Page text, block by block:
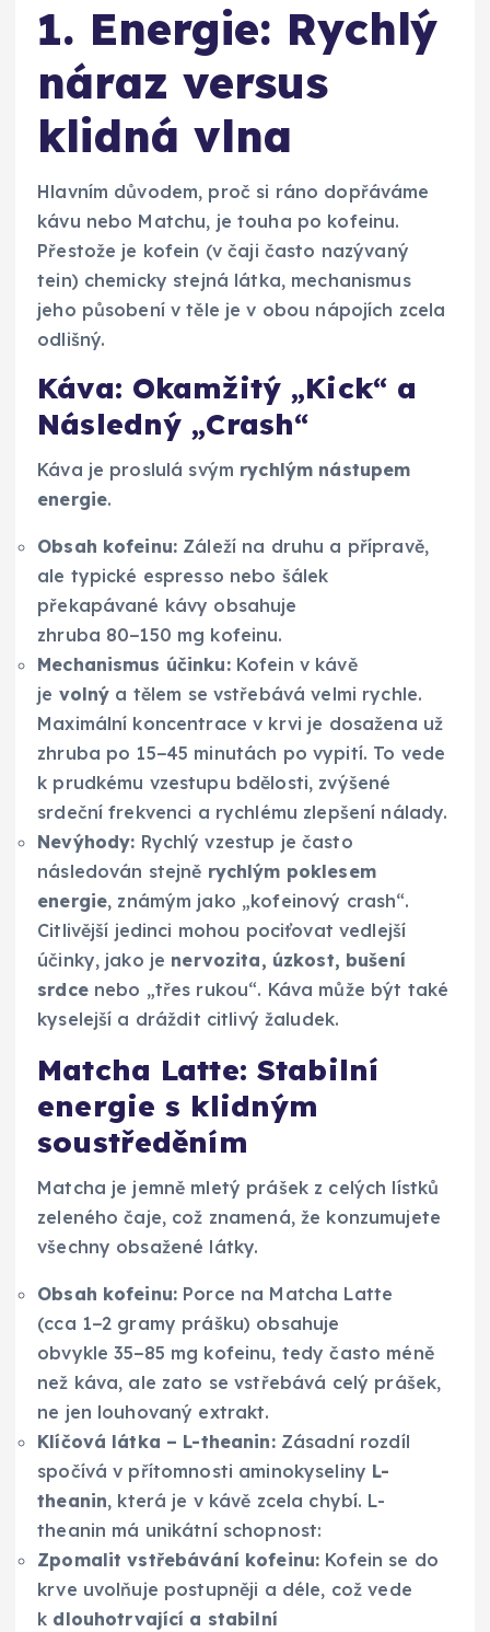
1. Energie: Rychlý
náraz versus
klidná vlna
Hlavním důvodem, proč si ráno dopřáváme
kávu nebo Matchu, je touha po kofeinu.
Přestože je kofein (v čaji často nazývaný
tein) chemicky stejná látka, mechanismus
jeho působení v těle je v obou nápojích zcela
odlišný.
Káva: Okamžitý „Kick“ a
Následný „Crash“
Káva je proslulá svým rychlým nástupem
energie.
Obsah kofeinu: Záleží na druhu a přípravě,
ale typické espresso nebo šálek
překapávané kávy obsahuje
zhruba 80−150 mg kofeinu.
Mechanismus účinku:Kofein v kávě
je volný a tělem se vstřebává velmi rychle.
Maximální koncentrace v krvi je dosažena už
zhruba po 15−45 minutách po vypití. To vede
k prudkému vzestupu bdělosti, zvýšené
srdeční frekvenci a rychlému zlepšení nálady.
Nevýhody: Rychlý vzestup je často
následován stejně rychlým poklesem
energie, známým jako „kofeinový crash“.
Citlivější jedinci mohou pociťovat vedlejší
účinky, jako je nervozita, úzkost, bušení
srdcenebo „třes rukou“. Káva může být také
kyselejší a dráždit citlivý žaludek.
Matcha Latte: Stabilní
energie s klidným
soustředěním
Matcha je jemně mletý prášek z celých lístků
zeleného čaje, což znamená, že konzumujete
všechny obsažené látky.
Obsah kofeinu: Porce na Matcha Latte
(cca 1−2 gramy prášku) obsahuje
obvykle 35−85 mg kofeinu, tedy často méně
než káva, ale zato se vstřebává celý prášek,
ne jen louhovaný extrakt.
Klíčová látka – L-theanin:Zásadní rozdíl
spočívá v přítomnosti aminokyseliny L-
theanin, která je v kávě zcela chybí. L-
theanin má unikátní schopnost:
Zpomalit vstřebávání kofeinu: Kofein se do
krve uvolňuje postupněji a déle, což vede
k dlouhotrvající a stabilní